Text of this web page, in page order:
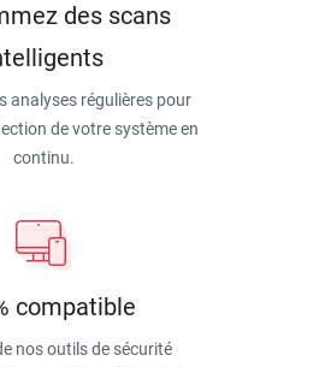
des scans
analyses régulières pour
de votre système en
continu.
compatible
nos outils de sécurité